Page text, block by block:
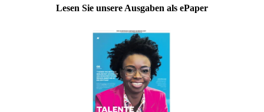
Lesen Sie unsere Ausgaben als ePaper